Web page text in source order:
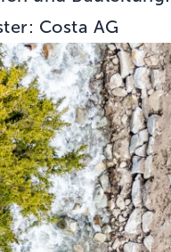
Costa AG